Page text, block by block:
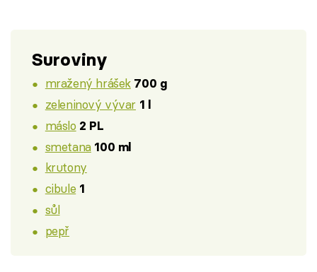
Suroviny
mražený hrášek 700 g
zeleninový vývar 1 l
máslo 2 PL
smetana 100 ml
krutony
cibule 1
sůl
pepř